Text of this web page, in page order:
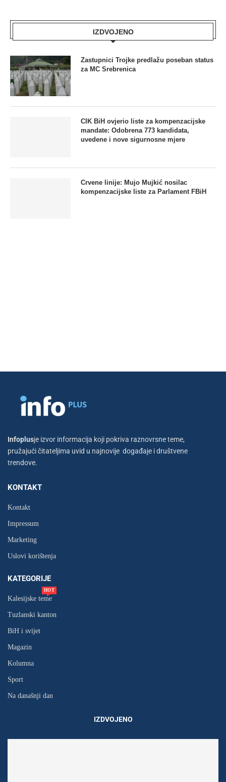
IZDVOJENO
Zastupnici Trojke predlažu poseban status
za MC Srebrenica
CIK BiH ovjerio liste za kompenzacijske
mandate: Odobrena 773 kandidata,
uvedene i nove sigurnosne mjere
Crvene linije: Mujo Mujkić nosilac
kompenzacijske liste za Parlament FBiH
Infoplusje izvor informacija koji pokriva raznovrsne teme,
pružajući čitateljima uvid u najnovije događaje i društvene
trendove.
KONTAKT
Kontakt
Impressum
Marketing
Uslovi korištenja
KATEGORIJE
Kalesijske teme
HOT
Tuzlanski kanton
BiH i svijet
Magazin
Kolumna
Sport
Na današnji dan
IZDVOJENO